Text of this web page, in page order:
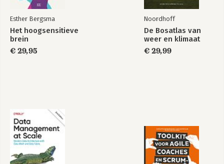
Nawoord
Noten
Esther Bergsma
Het hoogsensitieve
brein
€ 29,95
Noordhoff
De Bosatlas van
weer en klimaat
€ 29,99